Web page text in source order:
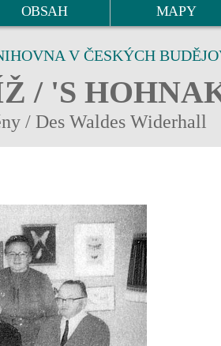
OBSAH MAPY
V ČESKÝCH
/ 'S
/ Des Waldes Widerhall